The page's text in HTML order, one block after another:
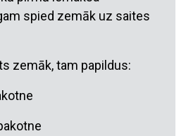
spied zemāk uz saites
zemāk, tam papildus: